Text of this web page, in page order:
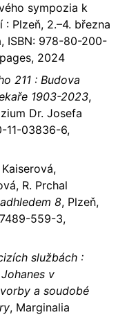
sympozia k
Plzeň, 2.–4. března
ISBN: 978-80-200-
2024
211 : Budova
1903-2023,
Dr. Josefa
11-03836-6,
R. Prchal
8, Plzeň,
559-3,
službách :
v
a soudobé
, Marginalia